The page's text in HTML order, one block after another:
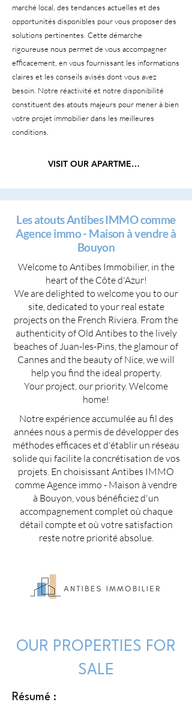
marché local, des tendances actuelles et des
opportunités disponibles pour vous proposer des
solutions pertinentes. Cette démarche
rigoureuse nous permet de vous accompagner
efficacement, en vous fournissant les informations
claires et les conseils avisés dont vous avez
besoin. Notre réactivité et notre disponibilité
constituent des atouts majeurs pour mener à bien
votre projet immobilier dans les meilleures
conditions.
VISIT OUR APARTMENTS
Les atouts Antibes IMMO comme
Agence immo - Maison à vendre à
Bouyon
Welcome to Antibes Immobilier, in the
heart of the Côte d'Azur!
We are delighted to welcome you to our
site, dedicated to your real estate
projects on the French Riviera. From the
authenticity of Old Antibes to the lively
beaches of Juan-les-Pins, the glamour of
Cannes and the beauty of Nice, we will
help you find the ideal property.
Your project, our priority. Welcome
home!
Notre expérience accumulée au fil des
années nous a permis de développer des
méthodes efficaces et d'établir un réseau
solide qui facilite la concrétisation de vos
projets. En choisissant Antibes IMMO
comme Agence immo - Maison à vendre
à Bouyon, vous bénéficiez d'un
accompagnement complet où chaque
détail compte et où votre satisfaction
reste notre priorité absolue.
OUR PROPERTIES FOR
SALE
Résumé :